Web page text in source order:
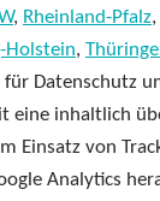
, Rheinland-Pfalz,
Holstein,
für Datenschutz
eine inhaltlich
Einsatz von
Analytics